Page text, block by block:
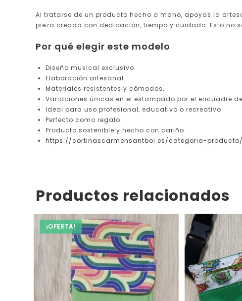
Al tratarse de un producto hecho a mano, apoyas la
pieza creada con dedicación, tiempo y cuidado. Esto no
Por qué elegir este modelo
Diseño musical exclusivo.
Elaboración artesanal.
Materiales resistentes y cómodos.
Variaciones únicas en el estampado por el encuadre
Ideal para uso profesional, educativo o recreativo.
Perfecto como regalo.
Producto sostenible y hecho con cariño.
https://cortinascarmensantboi.es/categoria-
Productos relacionados
¡OFERTA!